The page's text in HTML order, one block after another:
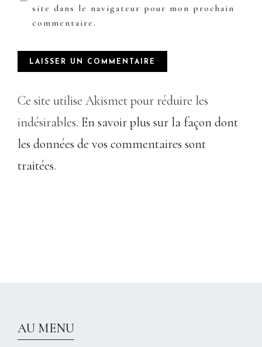
site dans le navigateur pour mon prochain
commentaire.
Ce site utilise Akismet pour réduire les
indésirables. En savoir plus sur la façon dont
les données de vos commentaires sont
traitées.
AU MENU